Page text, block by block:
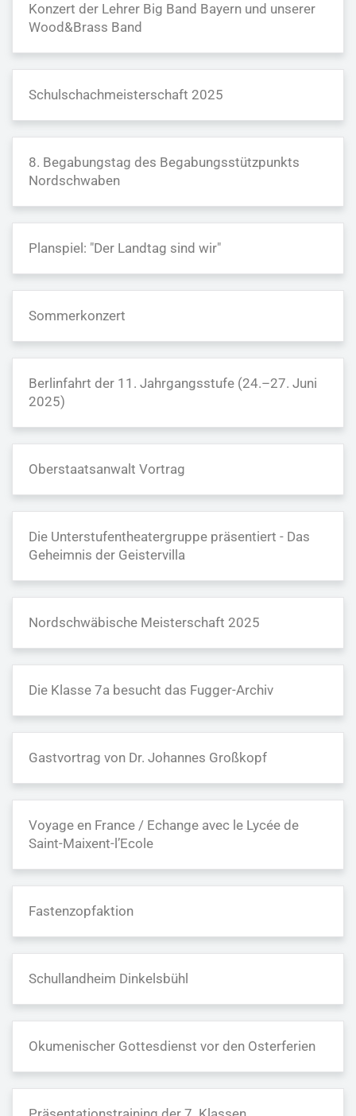
Konzert der Lehrer Big Band Bayern und unserer
Wood&Brass Band
Schulschachmeisterschaft 2025
8. Begabungstag des Begabungsstützpunkts
Nordschwaben
Planspiel: "Der Landtag sind wir"
Sommerkonzert
Berlinfahrt der 11. Jahrgangsstufe (24.–27. Juni
2025)
Oberstaatsanwalt Vortrag
Die Unterstufentheatergruppe präsentiert - Das
Geheimnis der Geistervilla
Nordschwäbische Meisterschaft 2025
Die Klasse 7a besucht das Fugger-Archiv
Gastvortrag von Dr. Johannes Großkopf
Voyage en France / Echange avec le Lycée de
Saint-Maixent-l’Ecole
Fastenzopfaktion
Schullandheim Dinkelsbühl
Okumenischer Gottesdienst vor den Osterferien